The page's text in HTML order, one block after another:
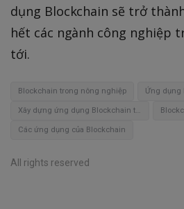
dụng Blockchain sẽ trở
hết các ngành công nghiệp
tới.
Blockchain trong nông nghiệp
Xây dựng ứng dụng Blockchain trong nông nghiệp
Các ứng dụng của Blockchain
All rights reserved